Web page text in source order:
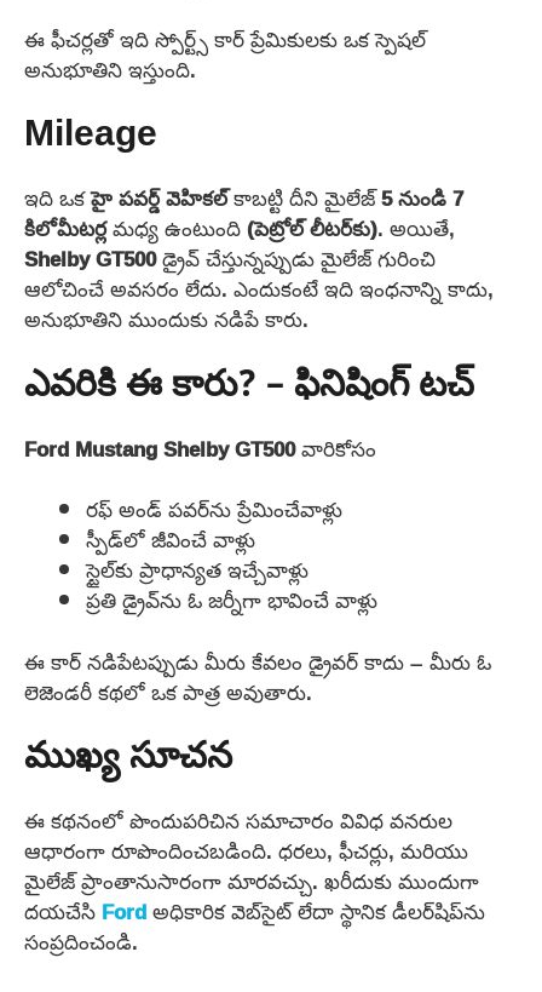
ఈ ఫీచర్లతో ఇది స్పోర్ట్స్ కార్ ప్రేమికులకు ఒక స్పెషల్
అనుభూతిని ఇస్తుంది.
Mileage
ఇది ఒకహై పవర్డ్ వెహికల్కాబట్టి దీని మైలేజ్5 నుండి 7
కిలోమీటర్లమధ్య ఉంటుంది(పెట్రోల్లీటర్‌కు). అయితే,
Shelby GT500డ్రైవ్ చేస్తున్నప్పుడు మైలేజ్ గురించి
ఆలోచించే అవసరం లేదు. ఎందుకంటే ఇది ఇంధనాన్ని కాదు,
అనుభూతిని ముందుకు నడిపే కారు.
ఎవరికి ఈ కారు? – ఫినిషింగ్ టచ్
Ford Mustang Shelby GT500వారికోసం
రఫ్ అండ్ పవర్‌ను ప్రేమించేవాళ్లు
స్పీడ్‌లో జీవించే వాళ్లు
స్టైల్‌కు ప్రాధాన్యత ఇచ్చేవాళ్లు
ప్రతి డ్రైవ్‌ను ఓ జర్నీగా భావించే వాళ్లు
ఈ కార్ నడిపేటప్పుడు మీరు కేవలం డ్రైవర్ కాదు – మీరు ఓ
లెజెండరీ కథలో ఒక పాత్ర అవుతారు.
ముఖ్య సూచన
ఈ కథనంలో పొందుపరిచిన సమాచారం వివిధ వనరుల
ఆధారంగా రూపొందించబడింది. ధరలు, ఫీచర్లు, మరియు
మైలేజ్ ప్రాంతానుసారంగా మారవచ్చు. ఖరీదుకు ముందుగా
దయచేసిFordఅధికారిక వెబ్‌సైట్ లేదా స్థానిక డీలర్‌షిప్‌ను
సంప్రదించండి.